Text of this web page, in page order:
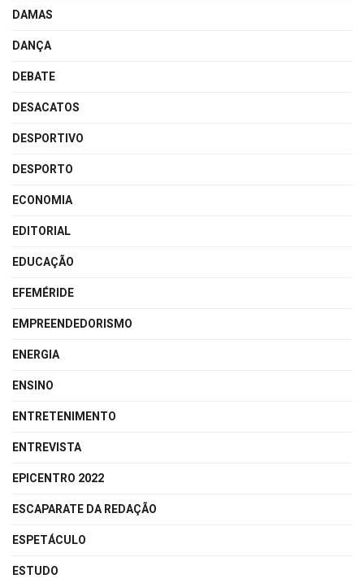
DAMAS
DANÇA
DEBATE
DESACATOS
DESPORTIVO
DESPORTO
ECONOMIA
EDITORIAL
EDUCAÇÃO
EFEMÉRIDE
EMPREENDEDORISMO
ENERGIA
ENSINO
ENTRETENIMENTO
ENTREVISTA
EPICENTRO 2022
ESCAPARATE DA REDAÇÃO
ESPETÁCULO
ESTUDO